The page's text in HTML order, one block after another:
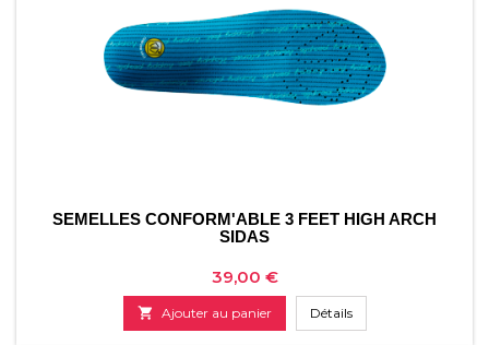
SEMELLES CONFORM'ABLE 3 FEET HIGH ARCH
SIDAS
Prix
39,00 €
 Ajouter au panier Détails